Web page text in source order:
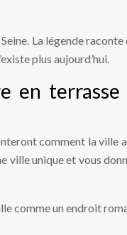
La légende raconte
plus aujourd’hui.
en
comment la ville
ville unique et vous
comme un endroit